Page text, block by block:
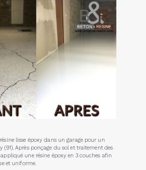
lisse époxy dans un garage pour un
(91). Après ponçage du sol et traitement des
une résine époxy en 3 couches afin
et uniforme.